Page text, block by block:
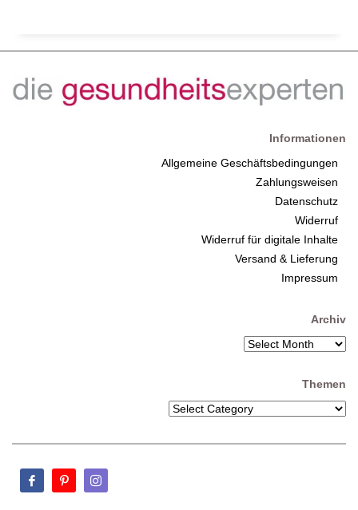
Informationen
Allgemeine Geschäftsbedingungen
Zahlungsweisen
Datenschutz
Widerruf
Widerruf für digitale Inhalte
Versand & Lieferung
Impressum
Archiv
Themen